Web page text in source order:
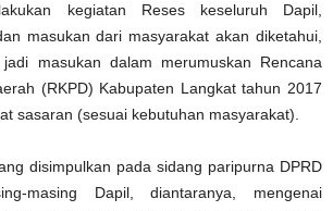
kegiatan Reses keseluruh Dapil,
masukan dari masyarakat akan diketahui,
masukan dalam merumuskan Rencana
(RKPD) Kabupaten Langkat tahun 2017
sasaran (sesuai kebutuhan masyarakat).
disimpulkan pada sidang paripurna DPRD
masing Dapil, diantaranya, mengenai